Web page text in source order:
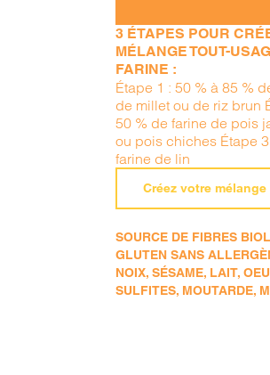
3 ÉTAPES POUR
MÉLANGE TOUT-
FARINE :
Étape 1 : 50 % à 85 %
de millet ou de riz brun
50 % de farine de pois
ou pois chiches Étape
farine de lin
Créez votre mélange
SOURCE DE FIBRES
GLUTEN SANS
NOIX, SÉSAME, LAIT,
SULFITES, MOUTARDE,